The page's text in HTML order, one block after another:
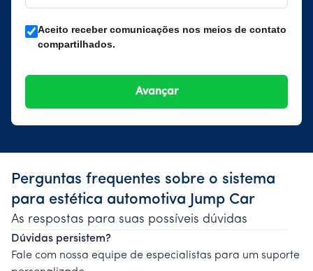
Aceito receber comunicações nos meios de contato
compartilhados.
Perguntas frequentes sobre o sistema
para estética automotiva Jump Car
As respostas para suas possíveis dúvidas
Dúvidas persistem?
Fale com nossa equipe de especialistas para um suporte